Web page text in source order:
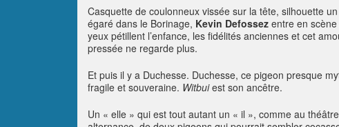
Casquette de coulonneux vissée sur la tête, silhouette
égaré dans le Borinage, Kevin Defossez entre en
yeux pétillent l’enfance, les fidélités anciennes et cet
pressée ne regarde plus.
Et puis il y a Duchesse. Duchesse, ce pigeon presque
fragile et souveraine. Witbuiest son ancêtre.
Un « elle » qui est tout autant un « il », comme au